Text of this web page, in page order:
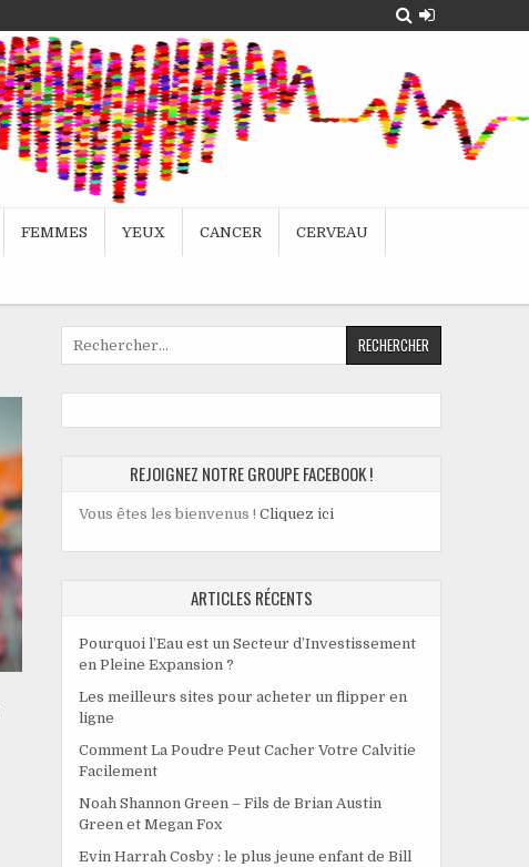
FEMMES YEUX CANCER CERVEAU
REJOIGNEZ NOTRE GROUPE FACEBOOK !
Vous êtes les bienvenus ! Cliquez ici
ARTICLES RÉCENTS
Pourquoi l’Eau est un Secteur d’Investissement
en Pleine Expansion ?
Les meilleurs sites pour acheter un flipper en
ligne
Comment La Poudre Peut Cacher Votre Calvitie
Facilement
Noah Shannon Green – Fils de Brian Austin
Green et Megan Fox
Evin Harrah Cosby : le plus jeune enfant de Bill